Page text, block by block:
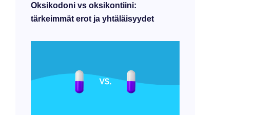
Oksikodoni vs oksikontiini:
tärkeimmät erot ja yhtäläisyydet